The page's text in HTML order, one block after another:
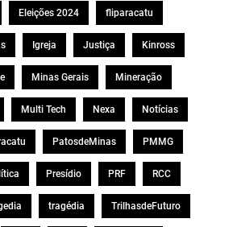
Eleições 2024 fliparacatu
Igreja Justiça Kinross
Minas Gerais Mineração
Multi Tech Nexa Notícias
PatosdeMinas PMMG
Presídio PRF RCC
tragédia TrilhasdeFuturo